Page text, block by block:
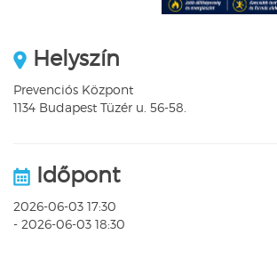
Helyszín
Prevenciós Központ
1134 Budapest Tüzér u. 56-58.
Időpont
2026-06-03 17:30
- 2026-06-03 18:30